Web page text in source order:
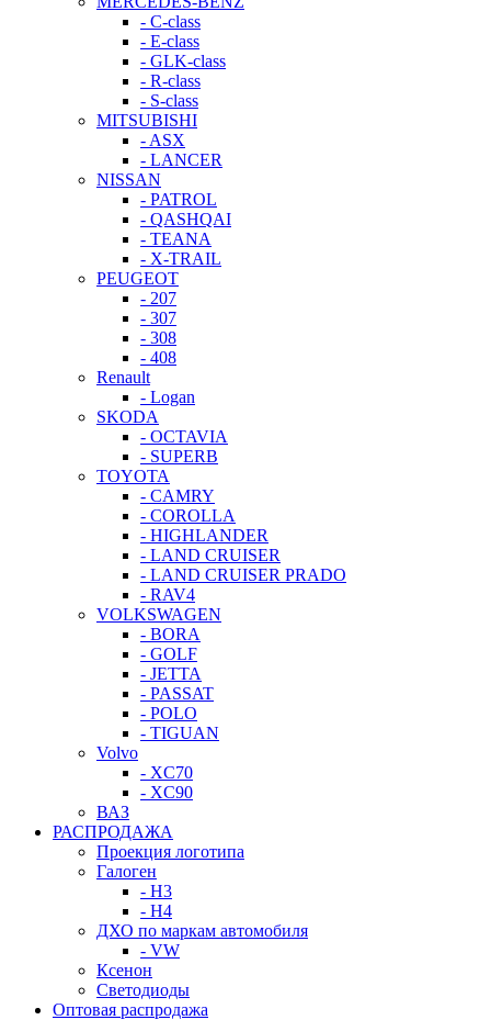
- C-class
- E-class
- GLK-class
- R-class
- S-class
MITSUBISHI
- ASX
- LANCER
NISSAN
- PATROL
- QASHQAI
- TEANA
- X-TRAIL
PEUGEOT
- 207
- 307
- 308
- 408
Renault
- Logan
SKODA
- OCTAVIA
- SUPERB
TOYOTA
- CAMRY
- COROLLA
- HIGHLANDER
- LAND CRUISER
- LAND CRUISER PRADO
- RAV4
VOLKSWAGEN
- BORA
- GOLF
- JETTA
- PASSAT
- POLO
- TIGUAN
Volvo
- XC70
- XC90
ВАЗ
РАСПРОДАЖА
Проекция логотипа
Галоген
- H3
- H4
ДХО по маркам автомобиля
- VW
Ксенон
Светодиоды
Оптовая распродажа